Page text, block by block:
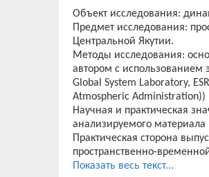
Объект исследования:
Предмет исследования:
Центральной Якутии.
Методы исследования:
автором с использованием
Globаl System Lаborаtory,
Аtmospheric
Научная и практическая
анализируемого
Практическая сторона
пространственно-
Якутии. Полученные
Показать весь текст...